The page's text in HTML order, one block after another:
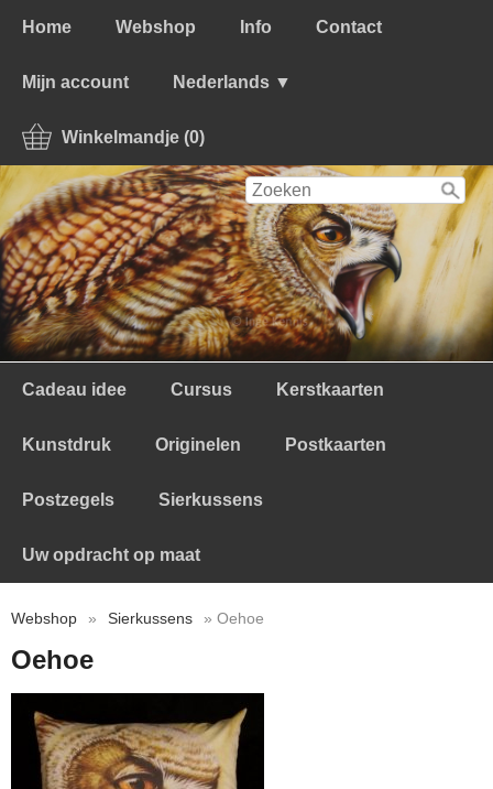
Home Webshop Info Contact
Mijn account Nederlands ▼
Winkelmandje (0)
Cadeau idee Cursus Kerstkaarten
Kunstdruk Originelen Postkaarten
Postzegels Sierkussens
Uw opdracht op maat
Webshop » Sierkussens » Oehoe
Oehoe